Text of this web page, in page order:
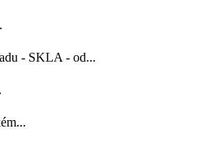
- SKLA - od...